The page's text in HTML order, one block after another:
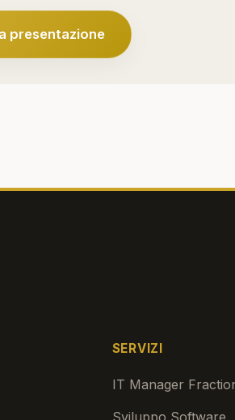
presentazione
SERVIZI
IT Manager
Sviluppo Software